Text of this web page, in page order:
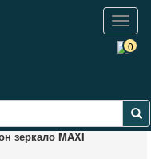
0
зеркало MAXI